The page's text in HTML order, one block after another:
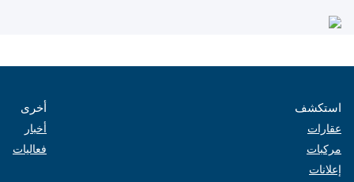
استكشف
عقارات
مركبات
إعلانات
أخرى
أخبار
فعاليات